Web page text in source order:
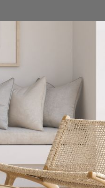
63 cm,
120 kg.